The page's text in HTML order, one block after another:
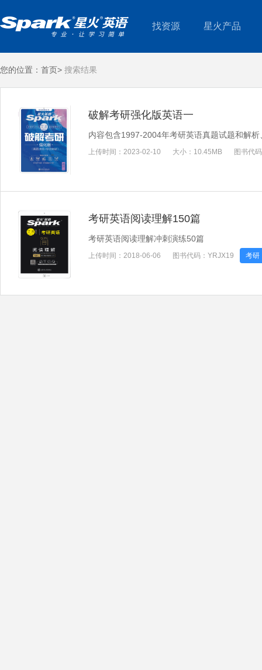
找资源 星火产品
您的位置： 首页> 搜索结果
破解考研强化版英语一
内容包含1997-2004年考研英语真题试题和解
上传时间： 2023-02-10 大小： 10.45MB 图书代
考研英语阅读理解150篇
考研英语阅读理解冲刺演练50篇
上传时间： 2018-06-06 图书代码： YRJX19 考研